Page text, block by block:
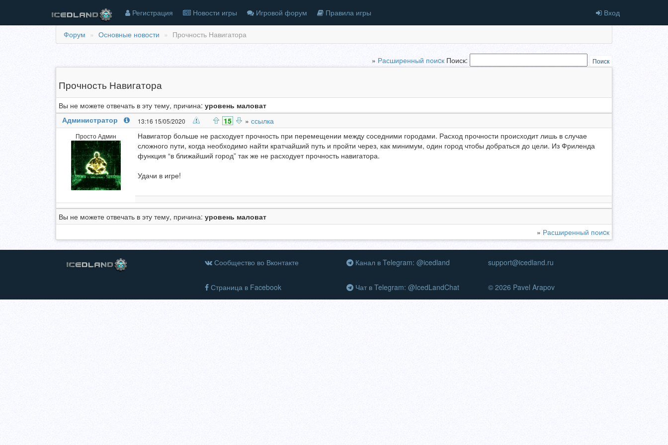
Регистрация Новости игры Игровой форум Правила игры Вход
Форум Основные новости Прочность Навигатора
» Расширенный поиcк Поиск: Поиск
Прочность Навигатора
Вы не можете отвечать в эту тему, причина: уровень маловат
Администратор
13:16 15/05/2020 15 » ссылка
Просто Админ
Навигатор больше не расходует прочность при перемещении между соседними городами. Расход прочности происходит лишь в случае
сложного пути, когда необходимо найти кратчайший путь и пройти через, как минимум, один город чтобы добраться до цели. Из Фриленда
функция “в ближайший город” так же не расходует прочность навигатора.
Удачи в игре!
Вы не можете отвечать в эту тему, причина: уровень маловат
» Расширенный поиcк
Сообщество во Вконтакте
Страница в Facebook
Канал в Telegram: @icedland
Чат в Telegram: @IcedLandChat
support@icedland.ru
© 2026 Pavel Arapov